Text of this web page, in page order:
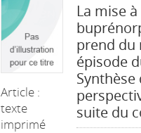
Article :
texte
imprimé
La mise
prend du
épisode
suite du